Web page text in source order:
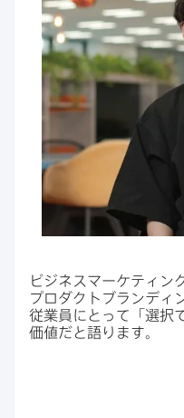
ビジネスマーケティン
プロダクトブランディ
従業員に​とって​「選択
価値だと​語ります。